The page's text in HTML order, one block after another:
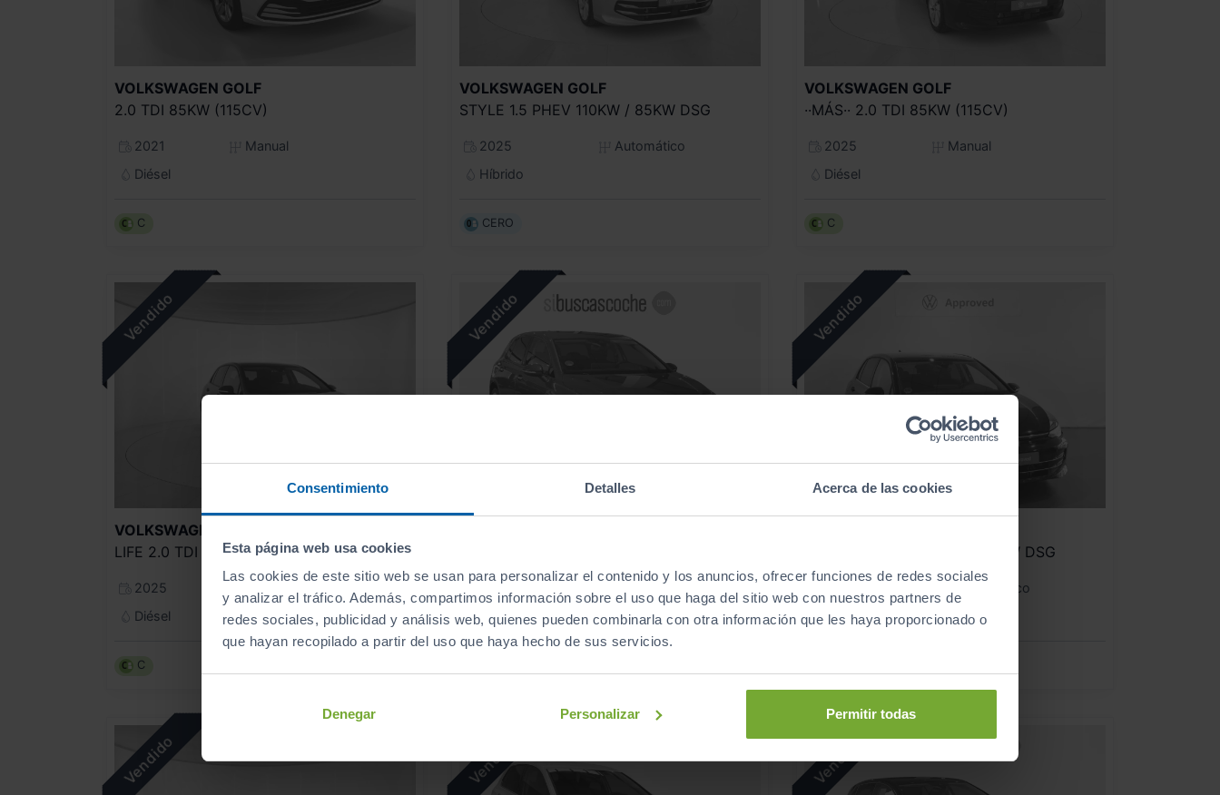
Consentimiento Detalles Acerca de las cookies
Esta página web usa cookies
Las cookies de este sitio web se usan para personalizar el contenido y los anuncios, ofrecer funciones de redes sociales
y analizar el tráfico. Además, compartimos información sobre el uso que haga del sitio web con nuestros partners de
redes sociales, publicidad y análisis web, quienes pueden combinarla con otra información que les haya proporcionado o
que hayan recopilado a partir del uso que haya hecho de sus servicios.
Denegar Personalizar Permitir todas
VOLKSWAGEN GOLF
2.0 TDI 85KW (115CV)
2021
Manual
Diésel
C
VOLKSWAGEN GOLF
STYLE 1.5 PHEV 110KW / 85KW DSG
2025
Automático
Híbrido
CERO
VOLKSWAGEN GOLF
··MÁS·· 2.0 TDI 85KW (115CV)
2025
Manual
Diésel
C
VOLKSWAGEN
LIFE 2.0 TDI 85KW (115CV)
2025
Diésel
C
2025
Gasolina
STYLE 1.5 PHEV 110KW / 85KW DSG
Automático
Híbrido